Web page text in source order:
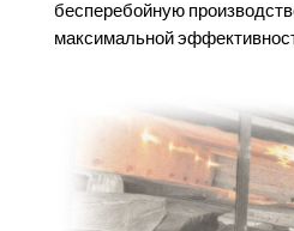
бесперебойную
максимальной